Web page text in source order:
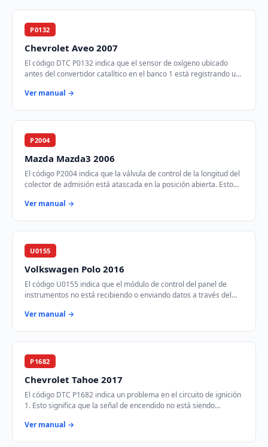
P0132
Chevrolet Aveo 2007
El código DTC P0132 indica que el sensor de oxígeno ubicado
antes del convertidor catalítico en el banco 1 está registrando un
Ver manual →
P2004
Mazda Mazda3 2006
El código P2004 indica que la válvula de control de la longitud del
colector de admisión está atascada en la posición abierta. Esto
Ver manual →
U0155
Volkswagen Polo 2016
El código U0155 indica que el módulo de control del panel de
instrumentos no está recibiendo o enviando datos a través del
Ver manual →
P1682
Chevrolet Tahoe 2017
El código DTC P1682 indica un problema en el circuito de ignición
1. Esto significa que la señal de encendido no está siendo
Ver manual →